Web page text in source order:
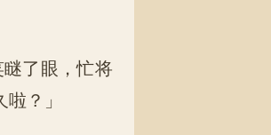
了眼，忙将
？」